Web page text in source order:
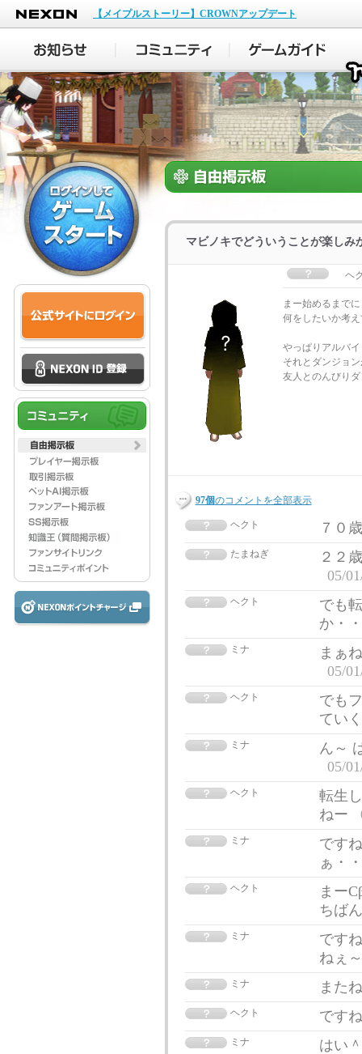
NEXON
【メイプルストーリー】CROWNアップデート
マビノキでどういうことが楽しみ
ヘ
まー始めるまで
何をしたいか考
やっぱりアルバ
それとダンジョ
友人とのんびり
97個のコメントを全部表示
ヘクト ７０
たまねぎ
２２
05/
ヘクト
でも
か・
ミナ
まぁ
05/
ヘクト
でも
てい
ミナ
ん～
05/
ヘクト
転生
ねー
ミナ
です
ぁ・
ヘクト
まー
ちば
ミナ
です
ねぇ
ミナ また
ヘクト です
ミナ はい